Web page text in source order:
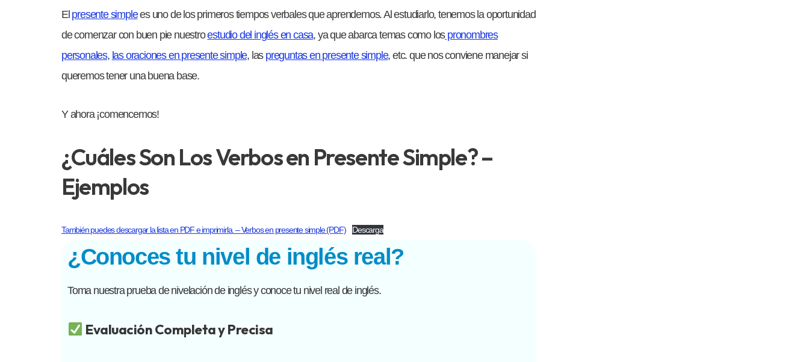
El presente simplees uno de los primeros tiempos verbales que aprendemos. Al estudiarlo, tenemos la oportunidad
de comenzar con buen pie nuestroestudio del inglés en casa, ya que abarca temas como lospronombres
personales, las oraciones en presente simple, las preguntas en presente simple, etc. que nos conviene manejar si
queremos tener una buena base.
Y ahora ¡comencemos!
¿Cuáles Son Los Verbos en Presente Simple? –
Ejemplos
También puedes descargar la lista en PDF e imprimirla. – Verbos en presente simple (PDF) Descarga
¿Conoces tu nivel de inglés real?
Toma nuestra prueba de nivelación de inglés y conoce tu nivel real de inglés.
Evaluación Completa y Precisa